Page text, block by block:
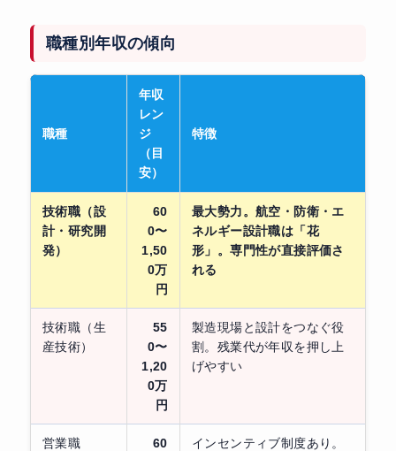
職種別年収の傾向
職種
年収
レン
ジ
（目
安）
特徴
技術職（設
計・研究開
発）
60
0〜
1,50
0万
円
最大勢力。航空・防衛・エ
ネルギー設計職は「花
形」。専門性が直接評価さ
れる
技術職（生
産技術）
55
0〜
1,20
0万
円
製造現場と設計をつなぐ役
割。残業代が年収を押し上
げやすい
営業職
60
インセンティブ制度あり。